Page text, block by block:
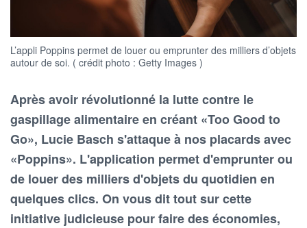
L’appli Poppins permet de louer ou emprunter des milliers d’objets
autour de soi. ( crédit photo : Getty Images )
Après avoir révolutionné la lutte contre le
gaspillage alimentaire en créant «Too Good to
Go», Lucie Basch s'attaque à nos placards avec
«Poppins». L'application permet d'emprunter ou
de louer des milliers d'objets du quotidien en
quelques clics. On vous dit tout sur cette
initiative judicieuse pour faire des économies,